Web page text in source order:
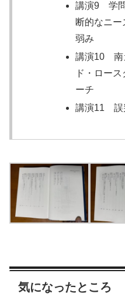
講演9 学
断的なニー
弱み
講演10 南
ド・ロー
ーチ
講演11 誤
気になったところ